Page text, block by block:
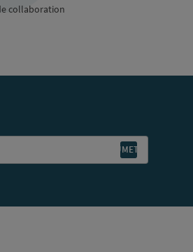
collaboration